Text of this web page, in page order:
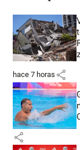
hace 7 horas share
share